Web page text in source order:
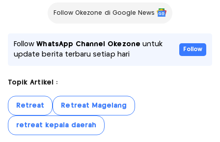
Follow Okezone di Google News
FollowWhatsApp Channel Okezone untuk
update berita terbaru setiap hari
Follow
Topik Artikel :
Retreat Retreat Magelang
retreat kepala daerah